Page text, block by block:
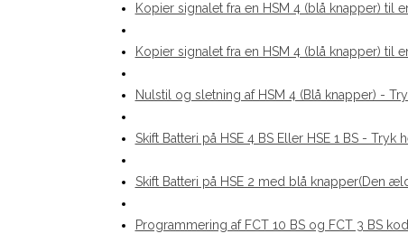
Kopier signalet fra en HSM 4 (blå knapper) til
Kopier signalet fra en HSM 4 (blå knapper) til
Nulstil og sletning af HSM 4 (Blå knapper) -
Skift Batteri på HSE 4 BS Eller HSE 1 BS - Tryk
Skift Batteri på HSE 2 med blå knapper(Den
Programmering af FCT 10 BS og FCT 3 BS